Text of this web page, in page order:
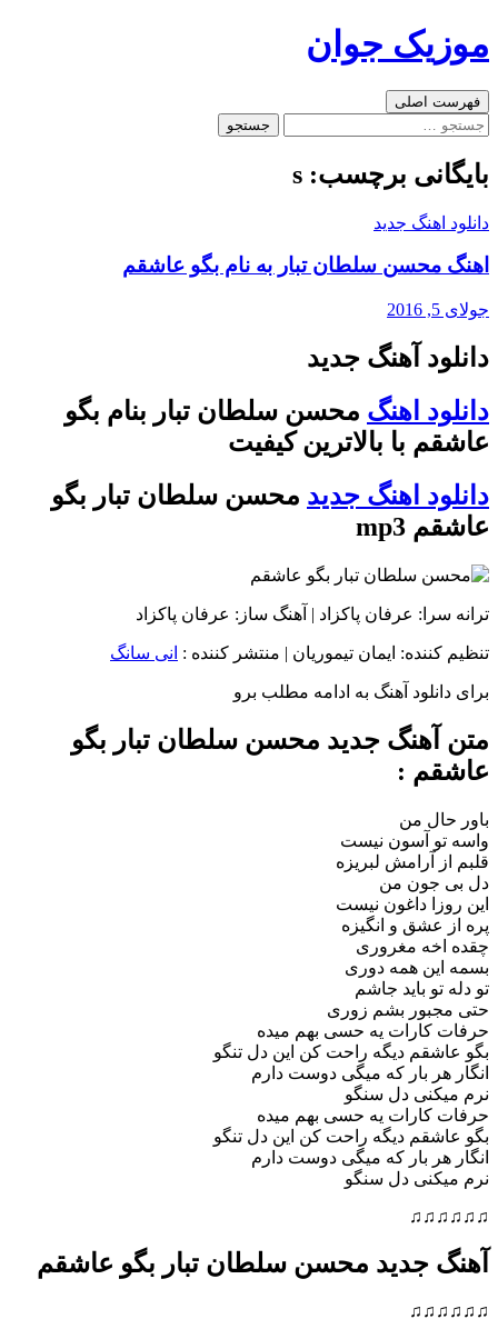
به
موزیک جوان
جست‌وجو
فهرست اصلی
جستجو
بایگانی برچسب: s
دانلود اهنگ جدید
اهنگ محسن سلطان تبار به نام بگو عاشقم
جولای 5, 2016
دانلود آهنگ جدید
دانلود اهنگ محسن سلطان تبار بنام بگو
عاشقم با بالاترین کیفیت
دانلود اهنگ جدید محسن سلطان تبار بگو
عاشقم
ترانه سرا: عرفان پاکزاد | آهنگ ساز: عرفان پاکزاد
تنظیم کننده: ایمان تیموریان | منتشر کننده : انی سانگ
برای دانلود آهنگ به ادامه مطلب برو
متن آهنگ جدید محسن سلطان تبار بگو
عاشقم :
باور حال من
واسه تو آسون نیست
قلبم از آرامش لبریزه
دل بی جون من
این روزا داغون نیست
پره از عشق و انگیزه
چقده اخه مغروری
بسمه این همه دوری
تو دله تو باید جاشم
حتی مجبور بشم زوری
حرفات کارات یه حسی بهم میده
بگو عاشقم دیگه راحت کن این دل تنگو
انگار هر بار که میگی دوست دارم
نرم میکنی دل سنگو
حرفات کارات یه حسی بهم میده
بگو عاشقم دیگه راحت کن این دل تنگو
انگار هر بار که میگی دوست دارم
نرم میکنی دل سنگو
♫♫♫♫♫♫
آهنگ جدید محسن سلطان تبار بگو عاشقم
♫♫♫♫♫♫